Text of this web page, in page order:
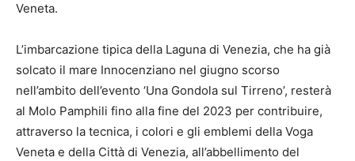
Veneta.
L’imbarcazione tipica della Laguna di Venezia, che ha già
solcato il mare Innocenziano nel giugno scorso
nell’ambito dell’evento ‘Una Gondola sul Tirreno’, resterà
al Molo Pamphili fino alla fine del 2023 per contribuire,
attraverso la tecnica, i colori e gli emblemi della Voga
Veneta e della Città di Venezia, all’abbellimento del